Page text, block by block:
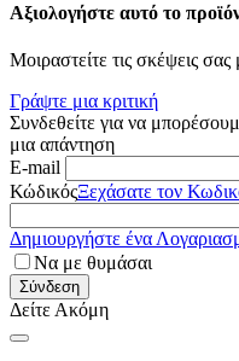
Αξιολογήστε αυτό το
Μοιραστείτε τις σκέψεις
Γράψτε μια κριτική
Συνδεθείτε για να
μια απάντηση
E-mail
ΚώδικόςΞεχάσατε τον
Δημιουργήστε ένα
Να με θυμάσαι
Σύνδεση
Δείτε Ακόμη